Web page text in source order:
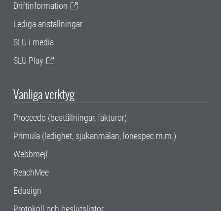
Driftinformation
Lediga anställningar
SLU i media
SLU Play
Vanliga verktyg
Proceedo (beställningar, fakturor)
Primula (ledighet, sjukanmälan, lönespec m.m.)
Webbmejl
ReachMee
Edusign
Protokoll och beslutslistor